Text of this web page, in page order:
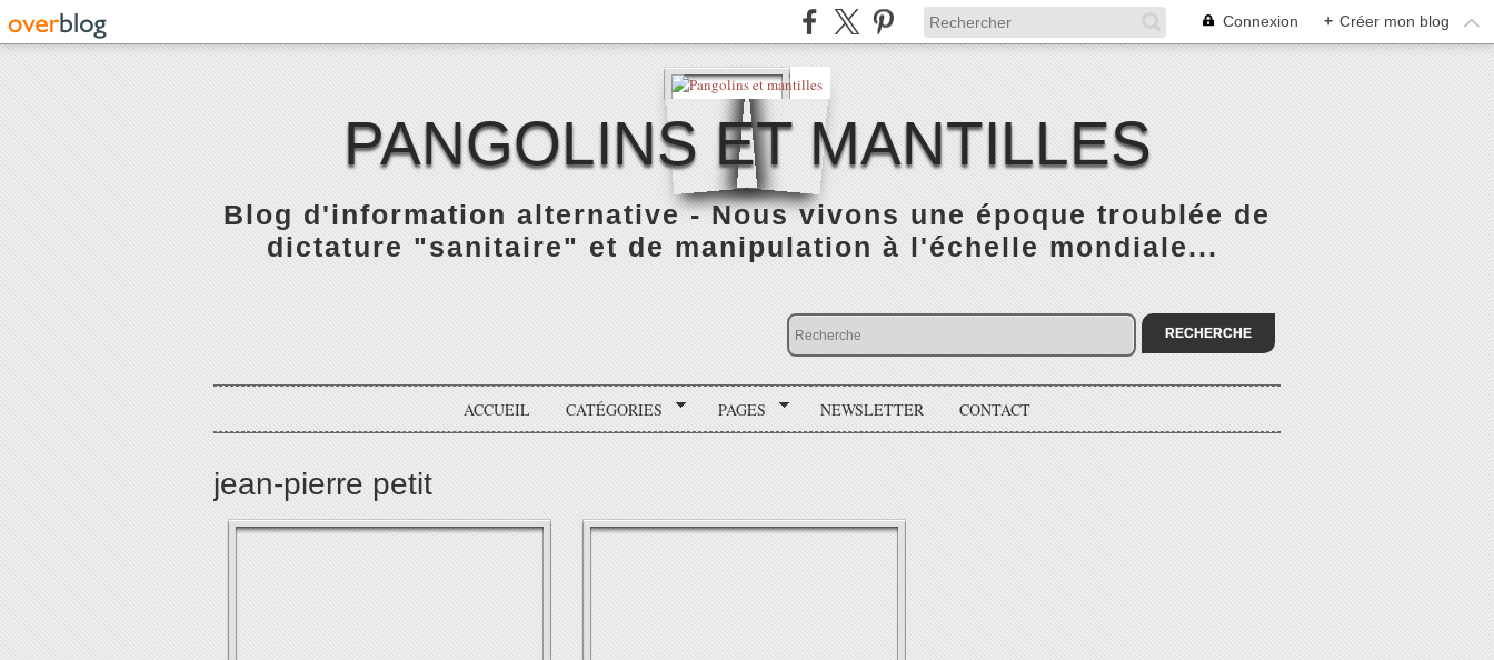
Connexion + Créer mon blog
PANGOLINS ET MANTILLES
Blog d'information alternative - Nous vivons une époque troublée de
dictature "sanitaire" et de manipulation à l'échelle mondiale...
ACCUEIL CATÉGORIES PAGES NEWSLETTER CONTACT
jean-pierre petit